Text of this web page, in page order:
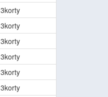
3korty
3korty
3korty
3korty
3korty
3korty